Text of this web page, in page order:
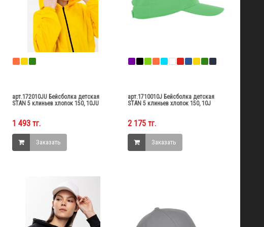
арт.172010JU Бейсболка детская
STAN 5 клиньев хлопок 150, 10JU
1 493 тг.
Заказать
арт.1710010J Бейсболка детская
STAN 5 клиньев хлопок 150, 10J
2 175 тг.
Заказать